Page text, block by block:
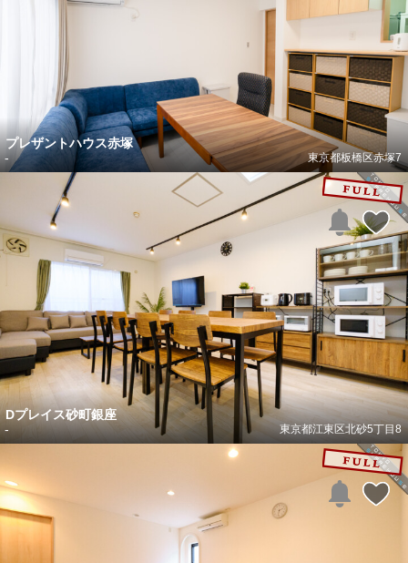
プレザントハウス赤塚
東京都板橋区赤塚7
-
Dプレイス砂町銀座
東京都江東区北砂5丁目8
-